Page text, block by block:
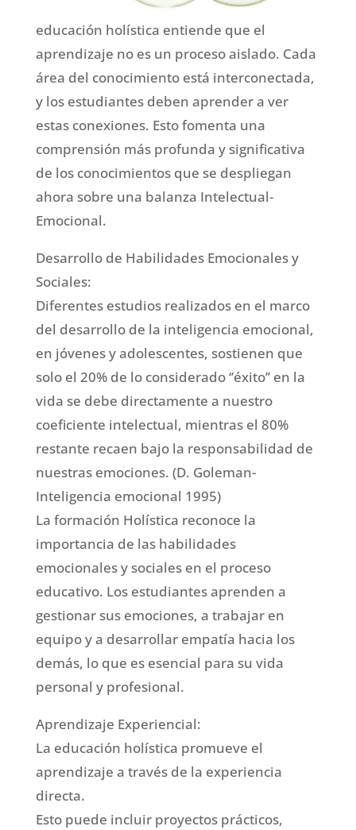
educación holística entiende que el
aprendizaje no es un proceso aislado. Cada
área del conocimiento está interconectada,
y los estudiantes deben aprender a ver
estas conexiones. Esto fomenta una
comprensión más profunda y significativa
de los conocimientos que se despliegan
ahora sobre una balanza Intelectual-
Emocional.
Desarrollo de Habilidades Emocionales y
Sociales:
Diferentes estudios realizados en el marco
del desarrollo de la inteligencia emocional,
en jóvenes y adolescentes, sostienen que
solo el 20% de lo considerado ‘’éxito’’ en la
vida se debe directamente a nuestro
coeficiente intelectual, mientras el 80%
restante recaen bajo la responsabilidad de
nuestras emociones. (D. Goleman-
Inteligencia emocional 1995)
La formación Holística reconoce la
importancia de las habilidades
emocionales y sociales en el proceso
educativo. Los estudiantes aprenden a
gestionar sus emociones, a trabajar en
equipo y a desarrollar empatía hacia los
demás, lo que es esencial para su vida
personal y profesional.
Aprendizaje Experiencial:
La educación holística promueve el
aprendizaje a través de la experiencia
directa.
Esto puede incluir proyectos prácticos,